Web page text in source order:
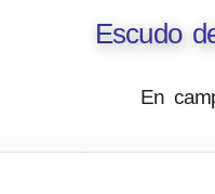
Escudo
En